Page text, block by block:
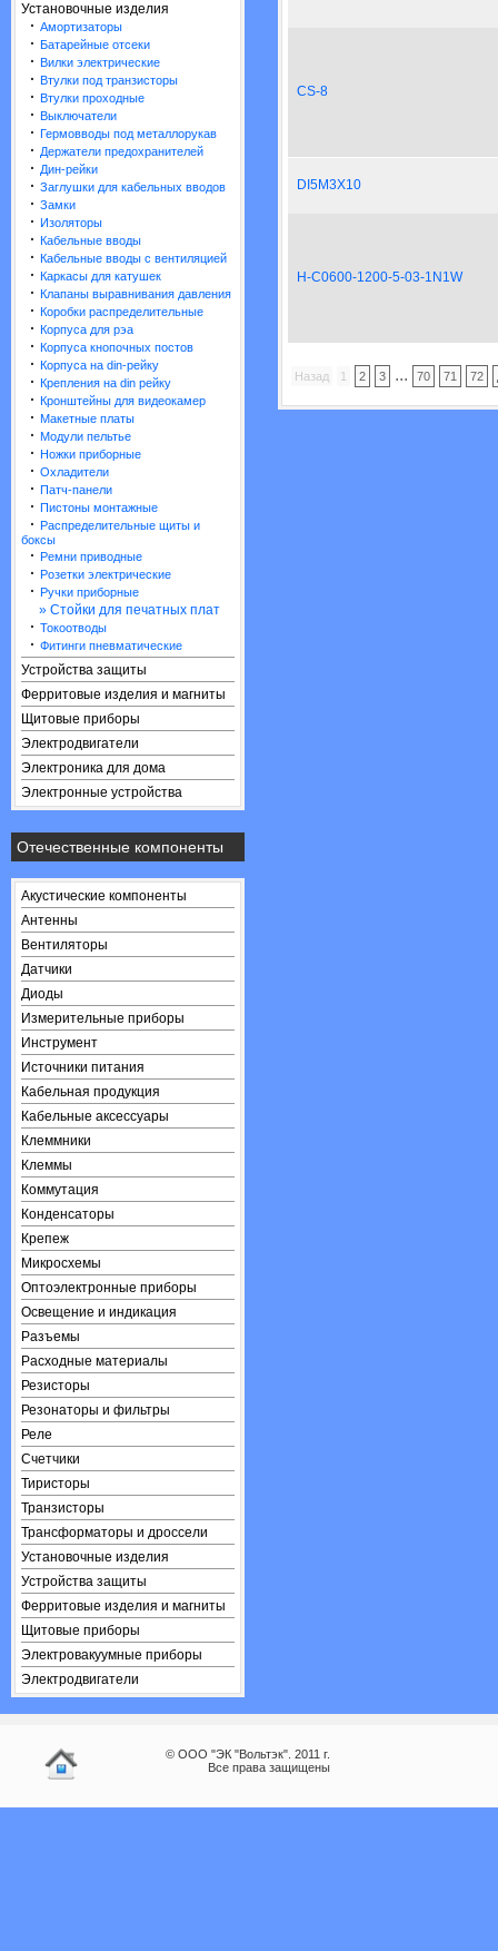
Установочные изделия
· Амортизаторы
· Батарейные отсеки
· Вилки электрические
· Втулки под транзисторы
· Втулки проходные
· Выключатели
· Гермовводы под металлорукав
· Держатели предохранителей
· Дин-рейки
· Заглушки для кабельных вводов
· Замки
· Изоляторы
· Кабельные вводы
· Кабельные вводы с вентиляцией
· Каркасы для катушек
· Клапаны выравнивания давления
· Коробки распределительные
· Корпуса для рэа
· Корпуса кнопочных постов
· Корпуса на din-рейку
· Крепления на din рейку
· Кронштейны для видеокамер
· Макетные платы
· Модули пельтье
· Ножки приборные
· Охладители
· Патч-панели
· Пистоны монтажные
· Распределительные щиты и
боксы
· Ремни приводные
· Розетки электрические
· Ручки приборные
» Стойки для печатных плат
· Токоотводы
· Фитинги пневматические
Устройства защиты
Ферритовые изделия и магниты
Щитовые приборы
Электродвигатели
Электроника для дома
Электронные устройства
Отечественные компоненты
Акустические компоненты
Антенны
Вентиляторы
Датчики
Диоды
Измерительные приборы
Инструмент
Источники питания
Кабельная продукция
Кабельные аксессуары
Клеммники
Клеммы
Коммутация
Конденсаторы
Крепеж
Микросхемы
Оптоэлектронные приборы
Освещение и индикация
Разъемы
Расходные материалы
Резисторы
Резонаторы и фильтры
Реле
Счетчики
Тиристоры
Транзисторы
Трансформаторы и дроссели
Установочные изделия
Устройства защиты
Ферритовые изделия и магниты
Щитовые приборы
Электровакуумные приборы
Электродвигатели
CS-8
DI5M3X10
H-C0600-1200-5-03-1N1W
Назад 1 2 3 ... 70 71 72
© ООО "ЭК "Вольтэк". 2011 г.
Все права защищены